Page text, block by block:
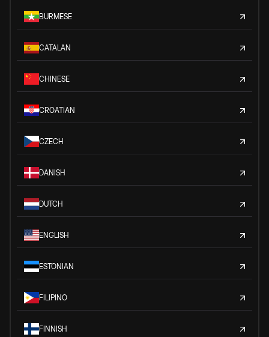
BURMESE
CATALAN
CHINESE
CROATIAN
CZECH
DANISH
DUTCH
ENGLISH
ESTONIAN
FILIPINO
FINNISH